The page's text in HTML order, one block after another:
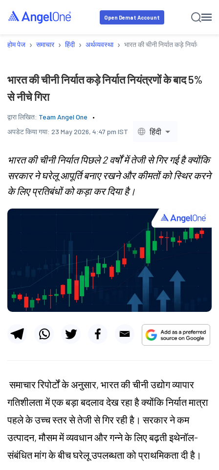
Open Demat Account
होम पेज › समाचार › हिंदी › अर्थव्यवस्था › भारत की चीनी निर्यात कड़े निर्यात
भारत की चीनी निर्यात कड़े निर्यात नियंत्रणों के बाद 5%
से नीचे गिरा
द्वारा लिखित: Team Angel One
अपडेट किया गया: 23 May 2026, 4:47 pm IST हिंदी
भारत की चीनी निर्यात पिछले 2 वर्षों में तेजी से गिर गई है क्योंकि
सरकार ने घरेलू आपूर्ति बनाए रखने और कीमतों को स्थिर करने
के लिए प्रतिबंधों को कड़ा कर दिया है।
समाचार रिपोर्टों के अनुसार, भारत की चीनी उद्योग व्यापार
गतिशीलता में एक बड़ा बदलाव देख रहा है क्योंकि निर्यात मात्रा
पहले के उच्च स्तर से तेजी से गिर रही है। सरकार ने कम
उत्पादन, मौसम में व्यवधान और गन्ने के लिए बढ़ती इथेनॉल-
संबंधित मांग के बीच घरेलू उपलब्धता को प्राथमिकता दी है।